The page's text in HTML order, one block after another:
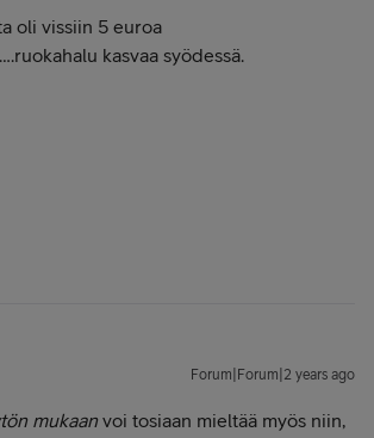
oli vissiin 5 euroa
kasvaa syödessä.
Forum|Forum|2 years ago
mukaanvoi tosiaan mieltää myös niin,